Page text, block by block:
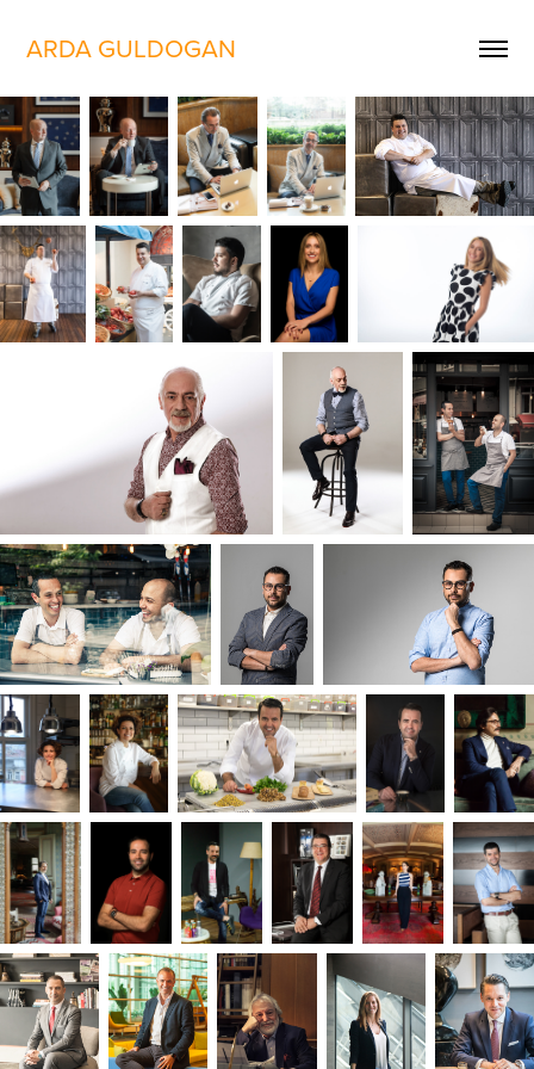
ARDA GULDOGAN